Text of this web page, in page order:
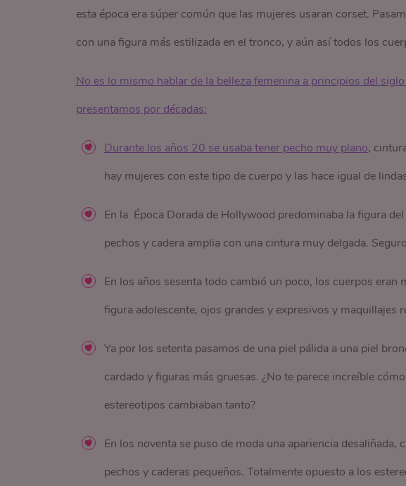
esta época era súper común que las mujeres usaran corset.
con una figura más estilizada en el tronco, y aún así todos los
No es lo mismo hablar de la belleza femenina a principios del
presentamos por décadas:
Durante los años 20 se usaba tener pecho muy plano,
hay mujeres con este tipo de cuerpo y las hace igual de
En la Época Dorada de Hollywood predominaba la figura
pechos y cadera amplia con una cintura muy delgada.
En los años sesenta todo cambió un poco, los cuerpos eran
figura adolescente, ojos grandes y expresivos y maquillajes
Ya por los setenta pasamos de una piel pálida a una piel
cardado y figuras más gruesas. ¿No te parece increíble
estereotipos cambiaban tanto?
En los noventa se puso de moda una apariencia
pechos y caderas pequeños. Totalmente opuesto a los